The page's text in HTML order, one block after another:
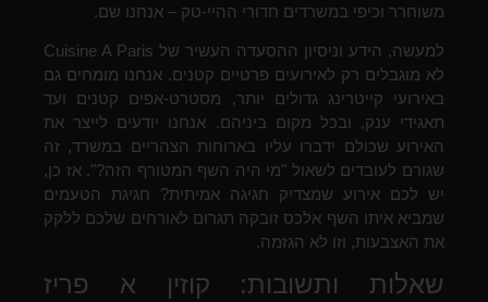
משוחרר וכיפי במשרדים חדורי ההיי-טק – אנחנו שם.
למעשה, הידע וניסיון ההסעדה העשיר של Cuisine A Paris
לא מוגבלים רק לאירועים פרטיים קטנים. אנחנו מומחים גם
באירועי קייטרינג גדולים יותר, מסטרט-אפים קטנים ועד
תאגידי ענק, ובכל מקום ביניהם. אנחנו יודעים לייצר את
האירוע שכולם ידברו עליו בארוחות הצהריים במשרד, זה
שגורם לעובדים לשאול "מי היה השף המטורף הזה?". אז כן,
יש לכם אירוע שמצדיק חגיגה אמיתית? חגיגת הטעמים
שמביא איתו השף אלכס זובקה תגרום לאורחים שלכם ללקק
את האצבעות, וזו לא הגזמה.
שאלות ותשובות: קוזין א פריז